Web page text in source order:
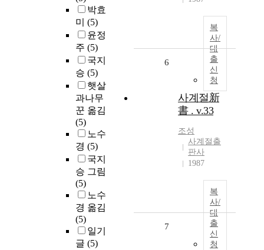
박효
미 (5)
윤정
주 (5)
국지
승 (5)
햇살
과나무
꾼 옮김
(5)
노수
경 (5)
국지
승 그림
(5)
노수
경 옮김
(5)
일기
글 (5)
복
사/
대
출
신
청
6
사계절新
書 . v.33
조성
사계절출
판사
1987
복
사/
대
출
신
청
7